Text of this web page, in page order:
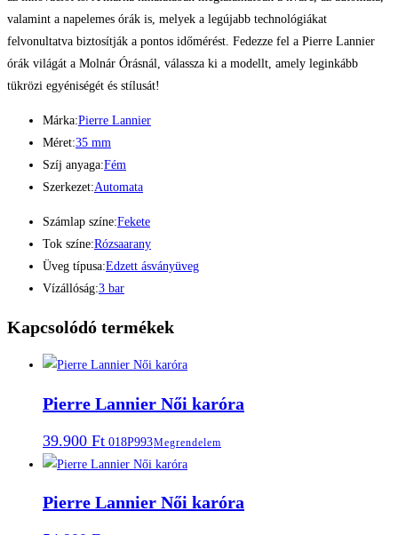
valamint a napelemes órák is, melyek a legújabb technológiákat
felvonultatva biztosítják a pontos időmérést. Fedezze fel a Pierre Lannier
órák világát a Molnár Órásnál, válassza ki a modellt, amely leginkább
tükrözi egyéniségét és stílusát!
Márka:Pierre Lannier
Méret:35 mm
Szíj anyaga:Fém
Szerkezet:Automata
Számlap színe:Fekete
Tok színe:Rózsaarany
Üveg típusa:Edzett ásványüveg
Vízállóság:3 bar
Kapcsolódó termékek
Pierre Lannier Női karóra
39.900 Ft 018P993Megrendelem
Pierre Lannier Női karóra